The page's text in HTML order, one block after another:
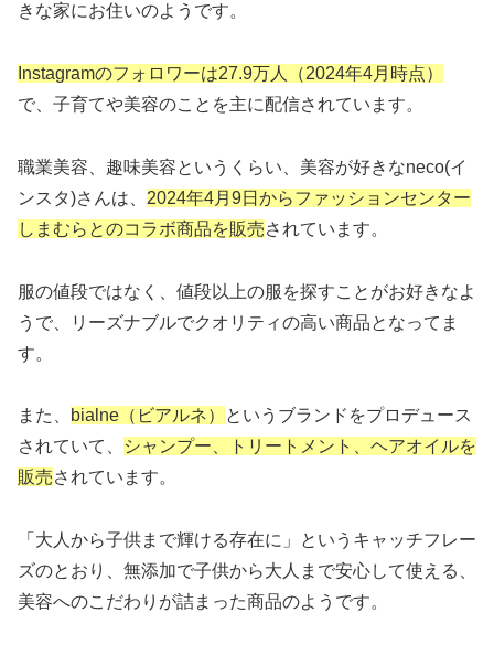
きな家にお住いのようです。
Instagramのフォロワーは27.9万人（2024年4月時点）
で、子育てや美容のことを主に配信されています。
職業美容、趣味美容というくらい、美容が好きなneco(イ
ンスタ)さんは、 2024年4月9日からファッションセンター
しまむらとのコラボ商品を販売されています。
服の値段ではなく、値段以上の服を探すことがお好きなよ
うで、リーズナブルでクオリティの高い商品となってま
す。
また、 bialne（ビアルネ）
というブランドをプロデュース
されていて、
シャンプー、トリートメント、ヘアオイルを
販売されています。
「大人から子供まで輝ける存在に」というキャッチフレー
ズのとおり、無添加で子供から大人まで安心して使える、
美容へのこだわりが詰まった商品のようです。